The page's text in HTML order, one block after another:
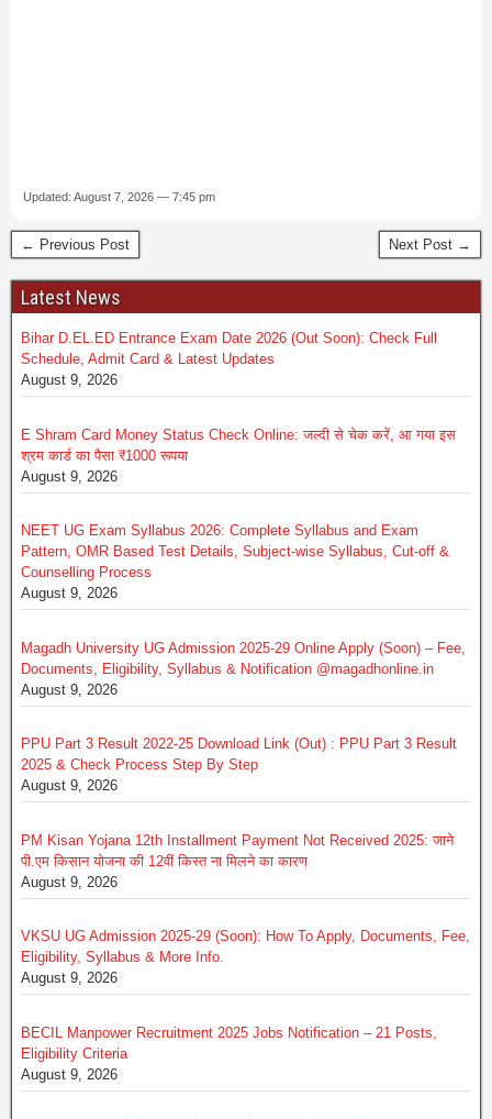
Updated: August 7, 2026 — 7:45 pm
← Previous Post Next Post →
Latest News
Bihar D.EL.ED Entrance Exam Date 2026 (Out Soon): Check Full
Schedule, Admit Card & Latest Updates
August 9, 2026
E Shram Card Money Status Check Online: जल्दी से चेक करें, आ गया इस
श्रम कार्ड का पैसा ₹1000 रूपया
August 9, 2026
NEET UG Exam Syllabus 2026: Complete Syllabus and Exam
Pattern, OMR Based Test Details, Subject-wise Syllabus, Cut-off &
Counselling Process
August 9, 2026
Magadh University UG Admission 2025-29 Online Apply (Soon) – Fee,
Documents, Eligibility, Syllabus & Notification @magadhonline.in
August 9, 2026
PPU Part 3 Result 2022-25 Download Link (Out) : PPU Part 3 Result
2025 & Check Process Step By Step
August 9, 2026
PM Kisan Yojana 12th Installment Payment Not Received 2025: जाने
पी.एम किसान योजना की 12वीं किस्त ना मिलने का कारण
August 9, 2026
VKSU UG Admission 2025-29 (Soon): How To Apply, Documents, Fee,
Eligibility, Syllabus & More Info.
August 9, 2026
BECIL Manpower Recruitment 2025 Jobs Notification – 21 Posts,
Eligibility Criteria
August 9, 2026